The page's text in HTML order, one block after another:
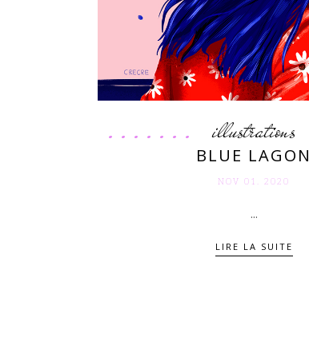
illustrations
BLUE LAGON
NOV 01. 2020
...
LIRE LA SUITE